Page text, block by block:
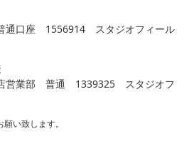
口座 1556914 スタジオフィール
営業部 普通 1339325 スタジオフ
い致します。